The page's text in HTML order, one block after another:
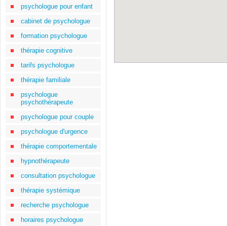
psychologue pour enfant
cabinet de psychologue
formation psychologue
thérapie cognitive
tarifs psychologue
thérapie familiale
psychologue
psychothérapeute
psychologue pour couple
psychologue d'urgence
thérapie comportementale
hypnothérapeute
consultation psychologue
thérapie systémique
recherche psychologue
horaires psychologue